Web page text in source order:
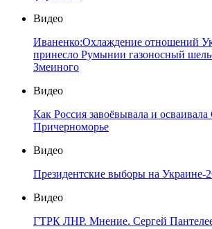
Видео
Иваненко:Охлаждение отношений
принесло Румынии газоносный
Змеиного
Видео
Как Россия завоёвывала и осваивала
Причерноморье
Видео
Президентские выборы на Украине-
Видео
ГТРК ЛНР. Мнение. Сергей